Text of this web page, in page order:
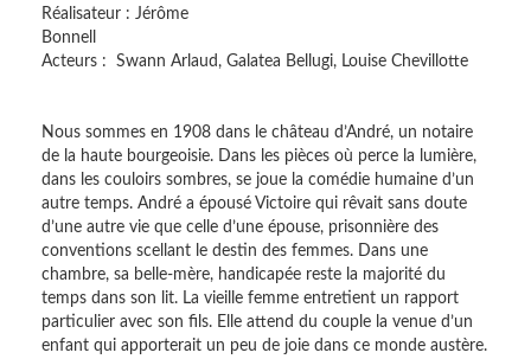
Réalisateur : Jérôme
Acteurs : Swann Arlaud, Galatea Bellugi, Louise Chevillotte
Nous sommes en 1908 dans le château d’André, un notaire
de la haute bourgeoisie. Dans les pièces où perce la lumière,
dans les couloirs sombres, se joue la comédie humaine d’un
autre temps. André a épousé Victoire qui rêvait sans doute
d’une autre vie que celle d’une épouse, prisonnière des
conventions scellant le destin des femmes. Dans une
chambre, sa belle-mère, handicapée reste la majorité du
temps dans son lit. La vieille femme entretient un rapport
particulier avec son fils. Elle attend du couple la venue d’un
enfant qui apporterait un peu de joie dans ce monde austère.